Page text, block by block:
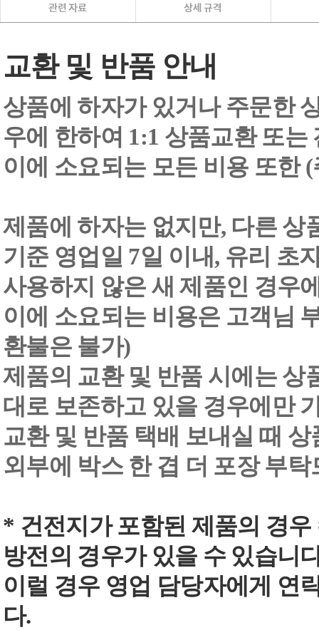
교환 및 반품 안내
상품에 하자가 있거나 주문한
우에 한하여 1:1 상품교환 또는
이에 소요되는 모든 비용 또한
제품에 하자는 없지만, 다른 상
기준 영업일 7일 이내, 유리 초
사용하지 않은 새 제품인 경우
이에 소요되는 비용은 고객님
환불은 불가)
제품의 교환 및 반품 시에는 상
대로 보존하고 있을 경우에만
교환 및 반품 택배 보내실 때
외부에 박스 한 겹 더 포장 부탁
* 건전지가 포함된 제품의 경
방전의 경우가 있을 수 있습니
이럴 경우 영업 담당자에게 연
다.